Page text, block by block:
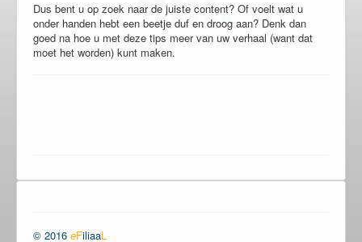
Dus bent u op zoek naar de juiste content? Of voelt wat u
onder handen hebt een beetje duf en droog aan? Denk dan
goed na hoe u met deze tips meer van uw verhaal (want dat
moet het worden) kunt maken.
© 2016 eFiliaaL